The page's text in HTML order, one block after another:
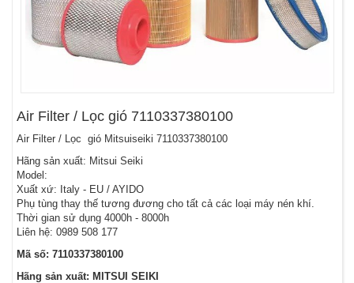
Air Filter / Lọc gió 7110337380100
Air Filter / Lọc gió Mitsuiseiki 7110337380100
Hãng sản xuất: Mitsui Seiki
Model:
Xuất xứ: Italy - EU / AYIDO
Phụ tùng thay thế tương đương cho tất cả các loại máy nén khí.
Thời gian sử dụng 4000h - 8000h
Liên hệ: 0989 508 177
Mã số: 7110337380100
Hãng sản xuất: MITSUI SEIKI